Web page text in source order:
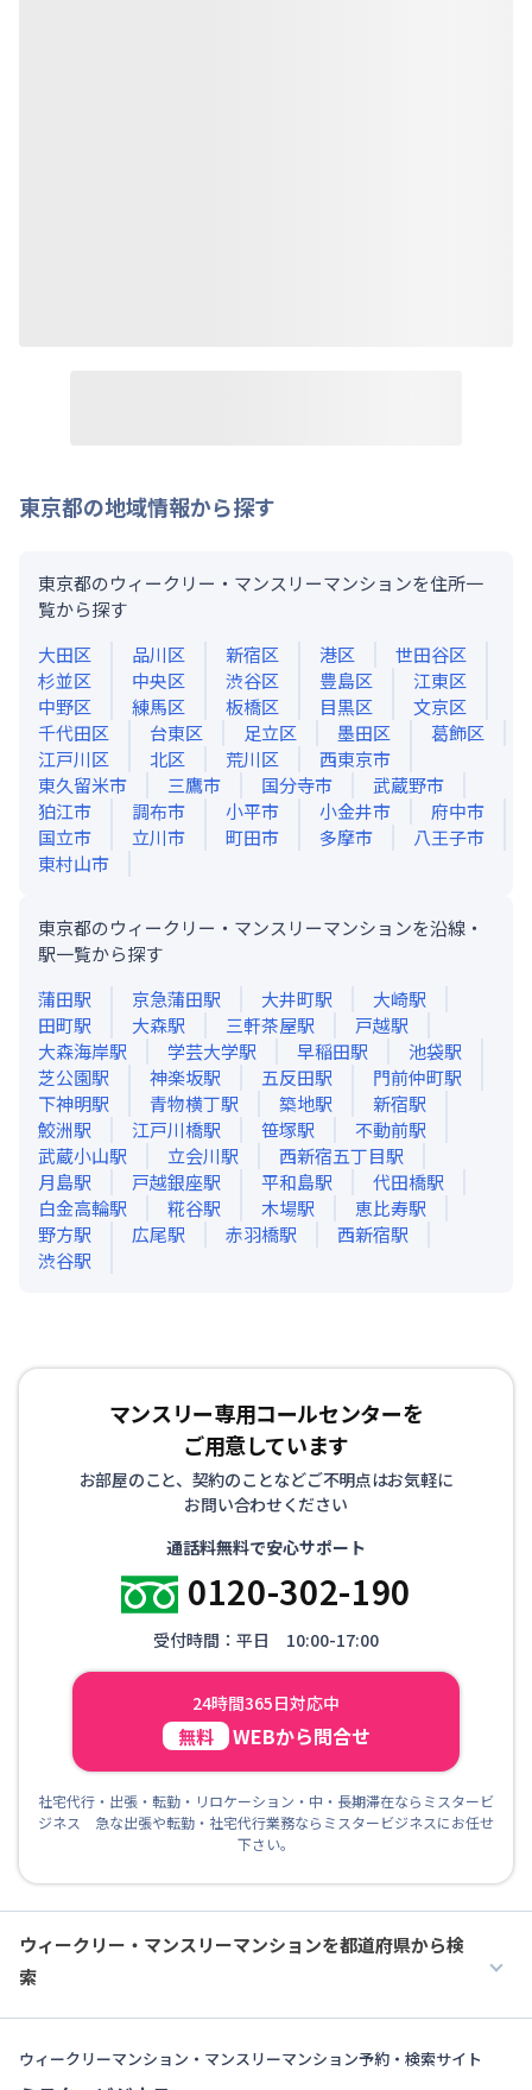
東京都の地域情報から探す
東京都のウィークリー・マンスリーマンションを住所一
覧から探す
大田区
品川区 新宿区 港区
世田谷区
杉並区
中央区 渋谷区 豊島区
江東区
中野区
練馬区 板橋区 目黒区
文京区
千代田区
台東区 足立区 墨田区
葛飾区
江戸川区
北区 荒川区
西東京市
東久留米市
三鷹市 国分寺市
武蔵野市
狛江市
調布市 小平市 小金井市
府中市
国立市
立川市 町田市 多摩市
八王子市
東村山市
東京都のウィークリー・マンスリーマンションを沿線・
駅一覧から探す
蒲田駅 京急蒲田駅 大井町駅 大崎駅
田町駅 大森駅 三軒茶屋駅 戸越駅
大森海岸駅 学芸大学駅 早稲田駅 池袋駅
芝公園駅 神楽坂駅 五反田駅 門前仲町駅
下神明駅 青物横丁駅 築地駅 新宿駅
鮫洲駅 江戸川橋駅 笹塚駅 不動前駅
武蔵小山駅 立会川駅 西新宿五丁目駅
月島駅 戸越銀座駅 平和島駅 代田橋駅
白金高輪駅 糀谷駅 木場駅 恵比寿駅
野方駅 広尾駅 赤羽橋駅 西新宿駅
渋谷駅
マンスリー専用コールセンターを
ご用意しています
お部屋のこと、契約のことなどご不明点はお気軽に
お問い合わせください
通話料無料で安心サポート
0120-302-190
受付時間：平日 10:00-17:00
24時間365日対応中
無料 WEBから問合せ
社宅代行・出張・転勤・リロケーション・中・長期滞在ならミスタービ
ジネス 急な出張や転勤・社宅代行業務ならミスタービジネスにお任せ
下さい。
ウィークリー・マンスリーマンションを都道府県から検
索
ウィークリーマンション・マンスリーマンション予約・検索サイト